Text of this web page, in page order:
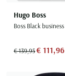
Hugo Boss
€ 139,95€ 111,96